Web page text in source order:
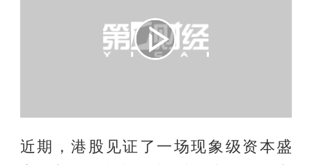
近期，港股见证了一场现象级资本盛